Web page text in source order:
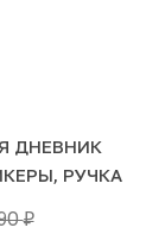
ДНЕВНИК
РУЧКА
₽